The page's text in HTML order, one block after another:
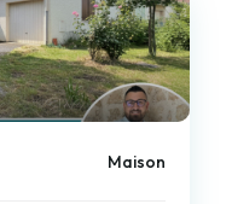
Maison